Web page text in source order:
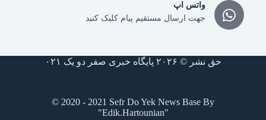
واتس اپ
جهت ارسال مستقیم پیام کلیک کنید
حق نشر © ۲۰۲۶ پایگاه خبری صفر دو یک ۰۲۱
© 2020 - 2021 Sefr Do Yek News Base By
"Edik.Hartounian"